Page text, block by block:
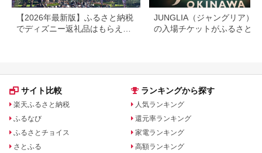
【2026年最新版】ふるさと納税
でディズニー返礼品はもらえ
JUNGLIA（ジャングリア）
の入場チケットがふるさと納
サイト比較
楽天ふるさと納税
ふるなび
ふるさとチョイス
さとふる
ランキングから探す
人気ランキング
還元率ランキング
家電ランキング
高額ランキング